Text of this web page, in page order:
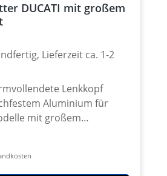
DUCATI mit großem
Lieferzeit ca. 1-2
Lenkkopf
Aluminium für
mit großem
Klemmdurchmesser
aus extrem zähen und
T6